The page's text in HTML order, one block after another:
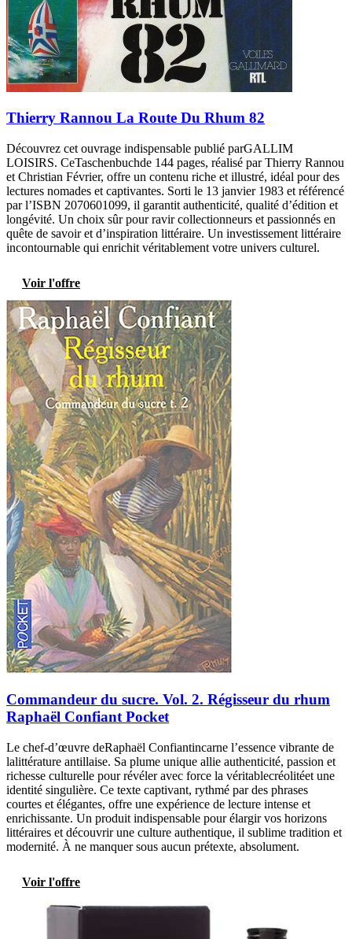
Thierry Rannou La Route Du Rhum 82
Découvrez cet ouvrage indispensable publié parGALLIM
LOISIRS. CeTaschenbuchde 144 pages, réalisé par Thierry Rannou
et Christian Février, offre un contenu riche et illustré, idéal pour des
lectures nomades et captivantes. Sorti le 13 janvier 1983 et référencé
par l’ISBN 2070601099, il garantit authenticité, qualité d’édition et
longévité. Un choix sûr pour ravir collectionneurs et passionnés en
quête de savoir et d’inspiration littéraire. Un investissement littéraire
incontournable qui enrichit véritablement votre univers culturel.
Voir l'offre
Commandeur du sucre. Vol. 2. Régisseur du rhum
Raphaël Confiant Pocket
Le chef-d’œuvre deRaphaël Confiantincarne l’essence vibrante de
lalittérature antillaise. Sa plume unique allie authenticité, passion et
richesse culturelle pour révéler avec force la véritablecréolitéet une
identité singulière. Ce texte captivant, rythmé par des phrases
courtes et élégantes, offre une expérience de lecture intense et
enrichissante. Un produit indispensable pour élargir vos horizons
littéraires et découvrir une culture authentique, il sublime tradition et
modernité. À ne manquer sous aucun prétexte, absolument.
Voir l'offre